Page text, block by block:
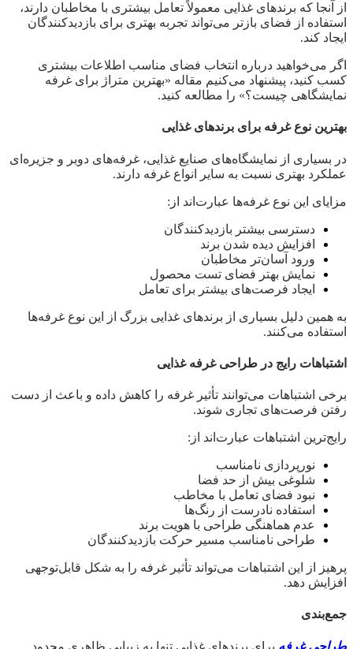
از آنجا که برندهای غذایی معمولاً تعامل بیشتری با مخاطبان دارند،
استفاده از فضای بازتر می‌تواند تجربه بهتری برای بازدیدکنندگان
ایجاد کند.
اگر می‌خواهید درباره انتخاب فضای مناسب اطلاعات بیشتری
کسب کنید، پیشنهاد می‌کنیم مقاله «بهترین متراژ برای غرفه
نمایشگاهی چیست؟» را مطالعه کنید.
بهترین نوع غرفه برای برندهای غذایی
در بسیاری از نمایشگاه‌های صنایع غذایی، غرفه‌های دوبر و جزیره‌ای
عملکرد بهتری نسبت به سایر انواع غرفه دارند.
مزایای این نوع غرفه‌ها عبارت‌اند از:
دسترسی بیشتر بازدیدکنندگان
افزایش دیده شدن برند
ورود آسان‌تر مخاطبان
نمایش بهتر فضای تست محصول
ایجاد فرصت‌های بیشتر برای تعامل
به همین دلیل بسیاری از برندهای غذایی بزرگ از این نوع غرفه‌ها
استفاده می‌کنند.
اشتباهات رایج در طراحی غرفه غذایی
برخی اشتباهات می‌توانند تأثیر غرفه را کاهش داده و باعث از دست
رفتن فرصت‌های تجاری شوند.
رایج‌ترین اشتباهات عبارت‌اند از:
نورپردازی نامناسب
شلوغی بیش از حد فضا
نبود فضای تعامل با مخاطب
استفاده نادرست از رنگ‌ها
عدم هماهنگی طراحی با هویت برند
طراحی نامناسب مسیر حرکت بازدیدکنندگان
پرهیز از این اشتباهات می‌تواند تأثیر غرفه را به شکل قابل‌توجهی
افزایش دهد.
جمع‌بندی
طراحی غرفه برای برندهای غذایی تنها به زیبایی ظاهری محدود